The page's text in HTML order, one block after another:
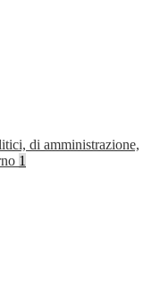
di amministrazione,
1